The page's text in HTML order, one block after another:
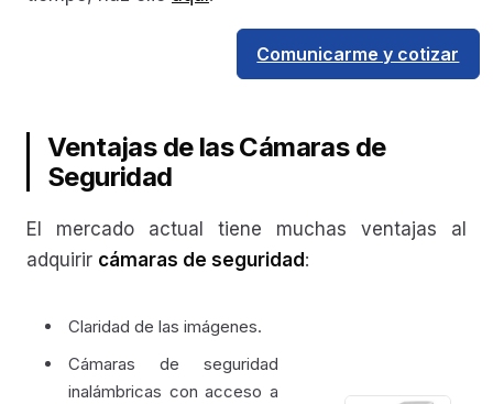
Comunicarme y cotizar
Ventajas de las Cámaras de
Seguridad
El mercado actual tiene muchas ventajas al
adquirir cámaras de seguridad :
Claridad de las imágenes.
Cámaras de seguridad
inalámbricas con acceso a